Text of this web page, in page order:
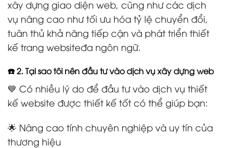
xây dựng giao diện web, cũng như các dịch
vụ nâng cao như tối ưu hóa tỷ lệ chuyển đổi,
tuân thủ khả năng tiếp cận và phát triển thiết
kế trang websiteđa ngôn ngữ.
☎️ 2. Tại sao tôi nên đầu tư vào dịch vụ xây dựng web
💙 Có nhiều lý do để đầu tư vào dịch vụ thiết
kế website được thiết kế tốt có thể giúp bạn:
🌟 Nâng cao tính chuyên nghiệp và uy tín của
thương hiệu